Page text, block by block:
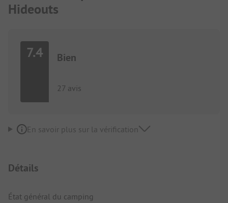
Hideouts
7.4 Bien
27 avis
En savoir plus sur la vérification
Détails
État général du camping